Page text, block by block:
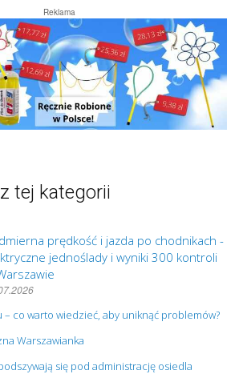
Reklama
tej kategorii
prędkość i jazda po chodnikach -
jednoślady i wyniki 300 kontroli
co warto wiedzieć, aby uniknąć problemów?
Warszawianka
się pod administrację osiedla